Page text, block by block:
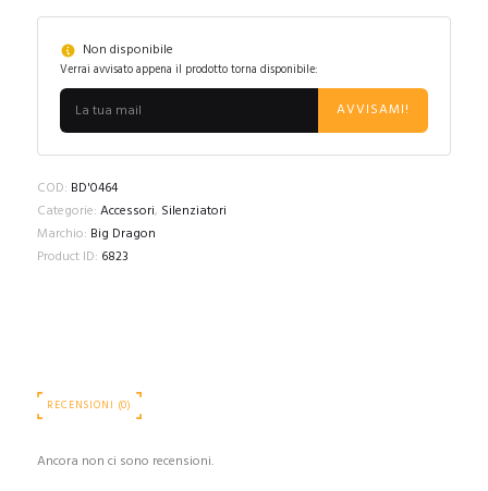
Non disponibile
Verrai avvisato appena il prodotto torna disponibile:
AVVISAMI!
COD: BD'0464
Categorie: Accessori, Silenziatori
Marchio: Big Dragon
Product ID: 6823
RECENSIONI (0)
Ancora non ci sono recensioni.